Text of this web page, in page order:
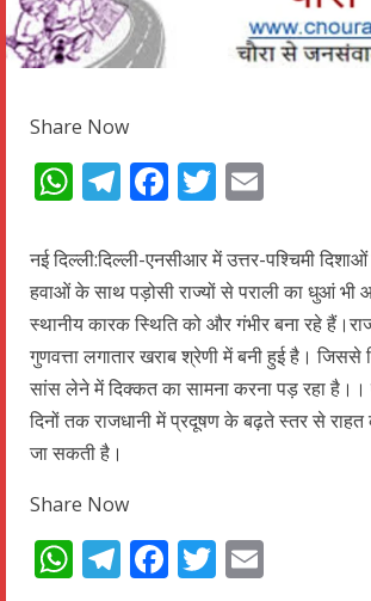
Share Now
WhatsApp
Telegram
Facebook
Twitter
नई दिल्ली:दिल्ली-एनसीआर में उत्तर-पश्चिमी
हवाओं के साथ पड़ोसी राज्यों से पराली का धुआं भी
स्थानीय कारक स्थिति को और गंभीर बना रहे
गुणवत्ता लगातार खराब श्रेणी में बनी हुई है। जिससे
सांस लेने में दिक्कत का सामना करना पड़ रहा
दिनों तक राजधानी में प्रदूषण के बढ़ते स्तर से राहत
जा सकती है।
Share Now
WhatsApp
Telegram
Facebook
Twitter